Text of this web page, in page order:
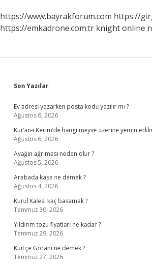
https://www.bayrakforum.com https://
https://emkadrone.com.tr knight online
Sidebar
Son Yazılar
Ev adresi yazarken posta kodu yazılır mı ?
Ağustos 6, 2026
Kur’an-ı Kerim’de hangi meyve üzerine yemin
Ağustos 6, 2026
Ayağın ağrıması neden olur ?
Ağustos 5, 2026
Arabada kasa ne demek ?
Ağustos 4, 2026
Kurul Kalesi kaç basamak ?
Temmuz 30, 2026
Yıldırım tozu fiyatları ne kadar ?
Temmuz 29, 2026
Kürtçe Gorani ne demek ?
Temmuz 27, 2026